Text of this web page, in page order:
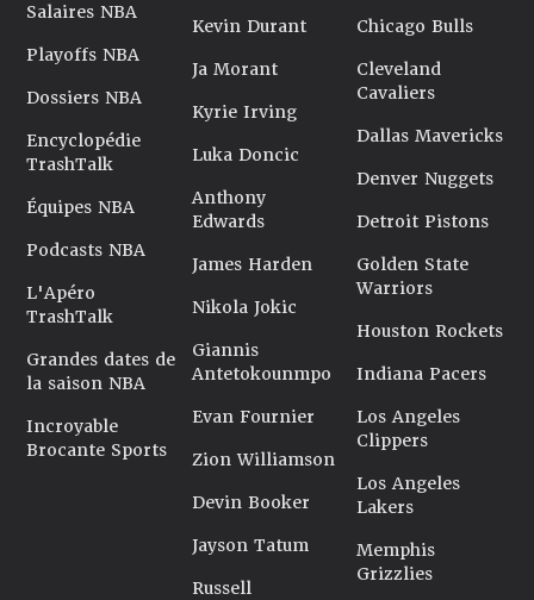
Salaires NBA
Playoffs NBA
Dossiers NBA
Encyclopédie
TrashTalk
Équipes NBA
Podcasts NBA
L'Apéro
TrashTalk
Grandes dates de
la saison NBA
Incroyable
Brocante Sports
Kevin Durant
Ja Morant
Kyrie Irving
Luka Doncic
Anthony
Edwards
James Harden
Nikola Jokic
Giannis
Antetokounmpo
Evan Fournier
Zion Williamson
Devin Booker
Jayson Tatum
Russell
Chicago Bulls
Cleveland
Cavaliers
Dallas Mavericks
Denver Nuggets
Detroit Pistons
Golden State
Warriors
Houston Rockets
Indiana Pacers
Los Angeles
Clippers
Los Angeles
Lakers
Memphis
Grizzlies